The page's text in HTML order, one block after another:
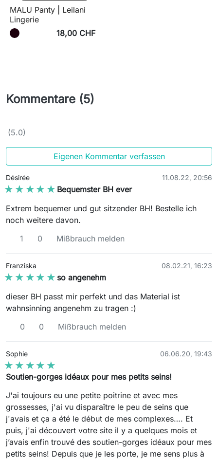
MALU Panty | Leilani
Lingerie
18,00 CHF
Kommentare (5)
(5.0)
Eigenen Kommentar verfassen
Désirée 11.08.22, 20:56
★★★★★
★★★★★ Bequemster BH ever
Extrem bequemer und gut sitzender BH! Bestelle ich
noch weitere davon.
1
0 Mißbrauch melden
Franziska 08.02.21, 16:23
★★★★★
★★★★★ so angenehm
dieser BH passt mir perfekt und das Material ist
wahnsinning angenehm zu tragen :)
0
0 Mißbrauch melden
Sophie 06.06.20, 19:43
★★★★★
★★★★★
Soutien-gorges idéaux pour mes petits seins!
J'ai toujours eu une petite poitrine et avec mes
grossesses, j'ai vu disparaître le peu de seins que
j'avais et ça a été le début de mes complexes…. Et
puis, j'ai découvert votre site il y a quelques mois et
j’avais enfin trouvé des soutien-gorges idéaux pour mes
petits seins! Depuis que je les porte, je me sens plus à